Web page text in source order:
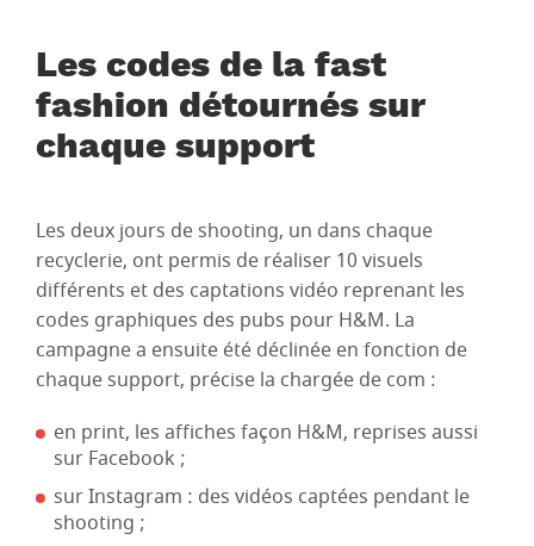
Les codes de la fast
fashion détournés sur
chaque support
Les deux jours de shooting, un dans chaque
recyclerie, ont permis de réaliser 10 visuels
différents et des captations vidéo reprenant les
codes graphiques des pubs pour H&M. La
campagne a ensuite été déclinée en fonction de
chaque support, précise la chargée de com :
en print, les affiches façon H&M, reprises aussi
sur Facebook ;
sur Instagram : des vidéos captées pendant le
shooting ;